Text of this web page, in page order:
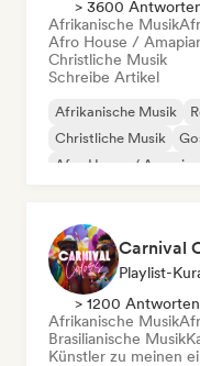
> 3600
Afrikanische Musik
Afro House /
Christliche Musik
Schreibe Artikel
Afrikanische Musik
Christliche Musik
Afro House / Amapiano
Carnival
Playlist-
> 1200
Afrikanische Musik
Brasilianische Musik
Künstler zu meinen